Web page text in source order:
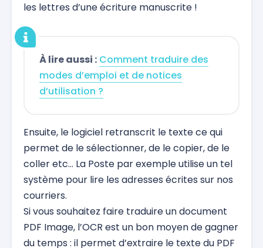
les lettres d’une écriture manuscrite !
À lire aussi : Comment traduire des
modes d’emploi et de notices
d’utilisation ?
Ensuite, le logiciel retranscrit le texte ce qui
permet de le sélectionner, de le copier, de le
coller etc… La Poste par exemple utilise un tel
système pour lire les adresses écrites sur nos
courriers.
Si vous souhaitez faire traduire un document
PDF Image, l’OCR est un bon moyen de gagner
du temps : il permet d’extraire le texte du PDF